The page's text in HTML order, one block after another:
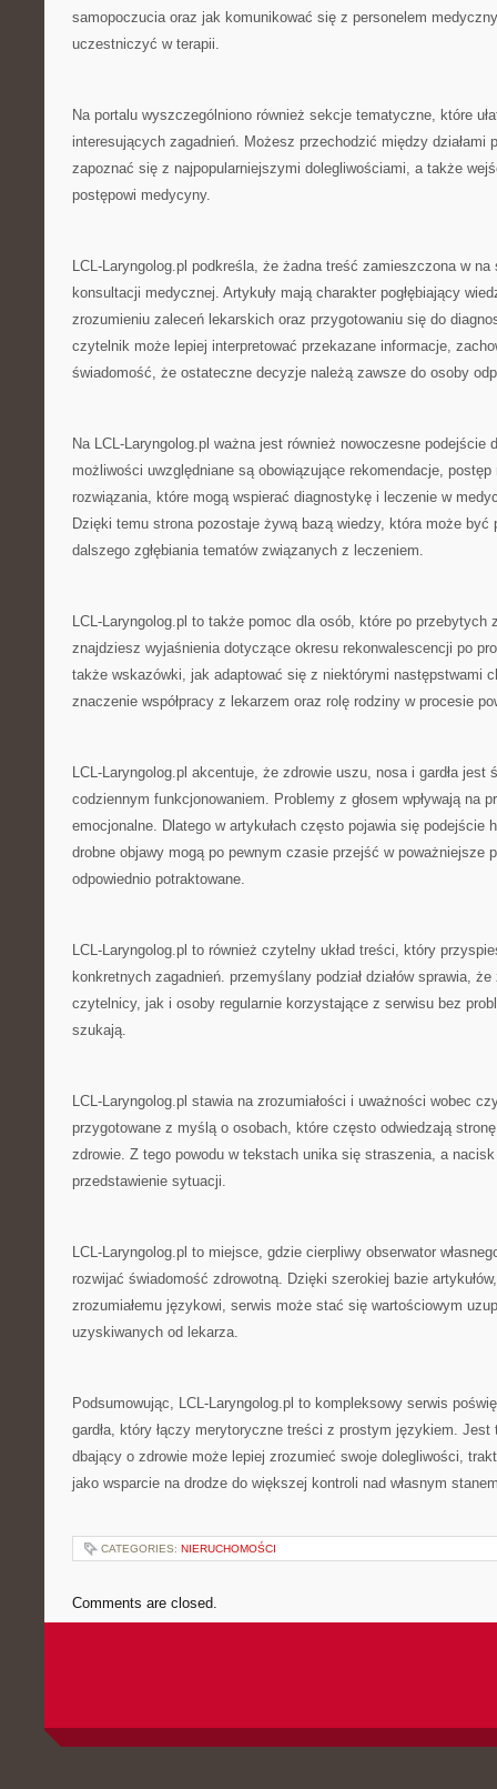
samopoczucia oraz jak komunikować się z personelem
uczestniczyć w terapii.
Na portalu wyszczególniono również sekcje tematyczne, które
interesujących zagadnień. Możesz przechodzić między działami
zapoznać się z najpopularniejszymi dolegliwościami, a także
postępowi medycyny.
LCL-Laryngolog.pl podkreśla, że żadna treść zamieszczona w na
konsultacji medycznej. Artykuły mają charakter pogłębiający
zrozumieniu zaleceń lekarskich oraz przygotowaniu się do
czytelnik może lepiej interpretować przekazane informacje,
świadomość, że ostateczne decyzje należą zawsze do osoby
Na LCL-Laryngolog.pl ważna jest również nowoczesne podejście
możliwości uwzględniane są obowiązujące rekomendacje,
rozwiązania, które mogą wspierać diagnostykę i leczenie w
Dzięki temu strona pozostaje żywą bazą wiedzy, która może być
dalszego zgłębiania tematów związanych z leczeniem.
LCL-Laryngolog.pl to także pomoc dla osób, które po przebytych
znajdziesz wyjaśnienia dotyczące okresu rekonwalescencji po
także wskazówki, jak adaptować się z niektórymi następstwami
znaczenie współpracy z lekarzem oraz rolę rodziny w procesie
LCL-Laryngolog.pl akcentuje, że zdrowie uszu, nosa i gardła jest
codziennym funkcjonowaniem. Problemy z głosem wpływają na
emocjonalne. Dlatego w artykułach często pojawia się podejście
drobne objawy mogą po pewnym czasie przejść w poważniejsze
odpowiednio potraktowane.
LCL-Laryngolog.pl to również czytelny układ treści, który
konkretnych zagadnień. przemyślany podział działów sprawia,
czytelnicy, jak i osoby regularnie korzystające z serwisu bez
szukają.
LCL-Laryngolog.pl stawia na zrozumiałości i uważności wobec
przygotowane z myślą o osobach, które często odwiedzają
zdrowie. Z tego powodu w tekstach unika się straszenia, a
przedstawienie sytuacji.
LCL-Laryngolog.pl to miejsce, gdzie cierpliwy obserwator
rozwijać świadomość zdrowotną. Dzięki szerokiej bazie
zrozumiałemu językowi, serwis może stać się wartościowym
uzyskiwanych od lekarza.
Podsumowując, LCL-Laryngolog.pl to kompleksowy serwis
gardła, który łączy merytoryczne treści z prostym językiem.
dbający o zdrowie może lepiej zrozumieć swoje dolegliwości,
jako wsparcie na drodze do większej kontroli nad własnym
CATEGORIES: NIERUCHOMOŚCI
Comments are closed.